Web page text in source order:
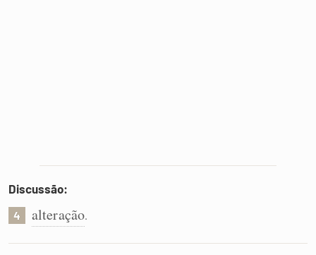
Discussão:
4 alteração.